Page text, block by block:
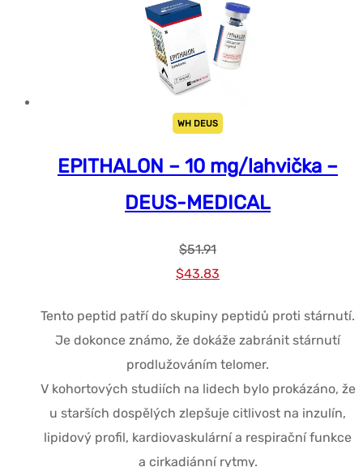
WH DEUS
EPITHALON – 10 mg/lahvička –
DEUS-MEDICAL
$51.91
Původní
byla:
$51.91.
$43.83
je:
$43.83.
Tento peptid patří do skupiny peptidů proti stárnutí.
Je dokonce známo, že dokáže zabránit stárnutí
prodlužováním telomer.
V kohortových studiích na lidech bylo prokázáno, že
u starších dospělých zlepšuje citlivost na inzulín,
lipidový profil, kardiovaskulární a respirační funkce
a cirkadiánní rytmy.